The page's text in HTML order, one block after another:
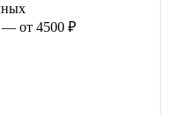
— от 4500 ₽